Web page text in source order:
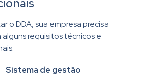
o DDA, sua empresa precisa
requisitos técnicos e
Sistema de gestão